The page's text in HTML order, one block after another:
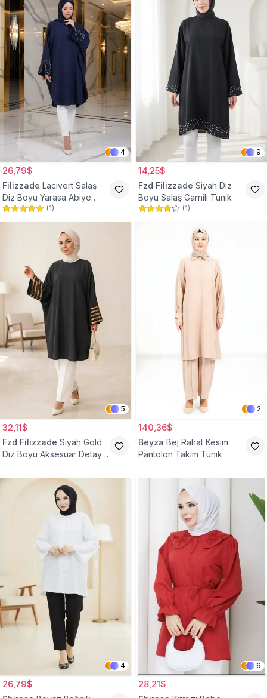
4
26,79$
Filizzade Lacivert Salaş
Diz Boyu Yarasa Abiye
Tunik
(1)
9
14,25$
Fzd Filizzade Siyah Diz
Boyu Salaş Garnili Tunik
(1)
5
32,11$
Fzd Filizzade Siyah Gold
Diz Boyu Aksesuar Detaylı
2
140,36$
Beyza Bej Rahat Kesim
Pantolon Takım Tunik
4
26,79$
6
28,21$